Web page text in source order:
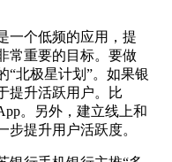
一个低频的应用，提
常重要的目标。要做
“北极星计划”。如果银
提升活跃用户。比
。另外，建立线上和
提升用户活跃度。